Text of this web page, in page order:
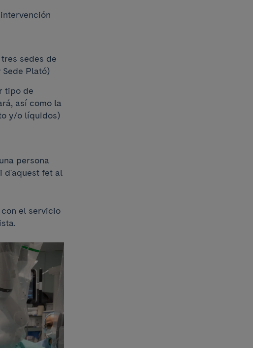
sedes de
Plató)
tipo de
así como la
y/o líquidos)
persona
d'aquest fet al
el servicio